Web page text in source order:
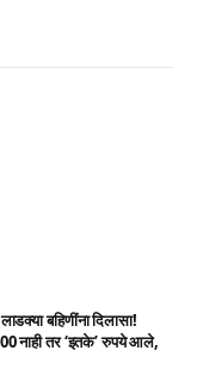
बहिणींना दिलासा!
नाही तर ‘इतके’ रुपये आले,